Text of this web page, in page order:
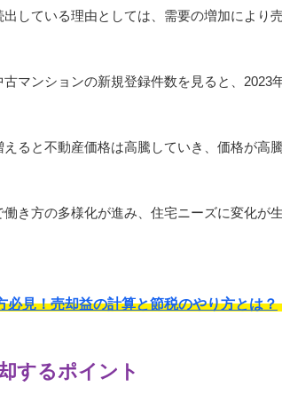
している理由としては、需要の増加により
マンションの新規登録件数を見ると、2023
ると不動産価格は高騰していき、価格が高
き方の多様化が進み、住宅ニーズに変化が
必見！売却益の計算と節税のやり方とは？
するポイント